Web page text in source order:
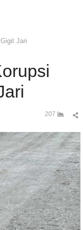
Jari
207